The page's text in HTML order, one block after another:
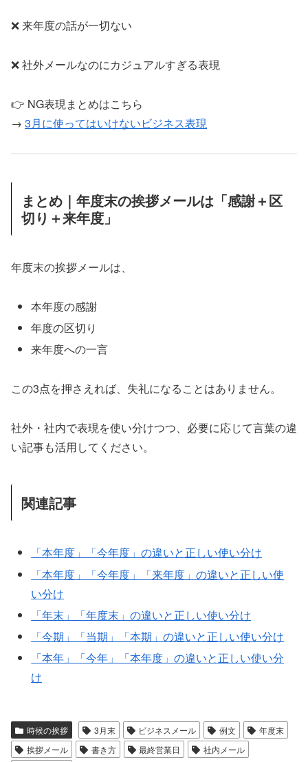
❌ 来年度の話が一切ない
❌ 社外メールなのにカジュアルすぎる表現
👉 NG表現まとめはこちら
→ 3月に使ってはいけないビジネス表現
まとめ｜年度末の挨拶メールは「感謝＋区
切り＋来年度」
年度末の挨拶メールは、
本年度の感謝
年度の区切り
来年度への一言
この3点を押さえれば、失礼になることはありません。
社外・社内で表現を使い分けつつ、必要に応じて言葉の違
い記事も活用してください。
関連記事
「本年度」「今年度」の違いと正しい使い分け
「本年度」「今年度」「来年度」の違いと正しい使
い分け
「年末」「年度末」の違いと正しい使い分け
「今期」「当期」「本期」の違いと正しい使い分け
「本年」「今年」「本年度」の違いと正しい使い分
け
時候の挨拶 3月末 ビジネスメール 例文
年度末
挨拶メール
書き方 最終営業日
社内メール